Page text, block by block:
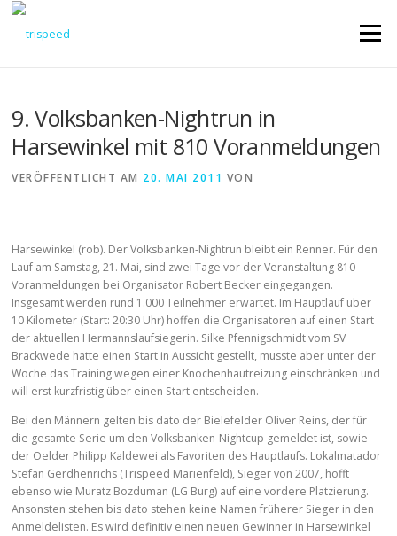
Direkt
Menü
9. Volksbanken-Nightrun in
Harsewinkel mit 810 Voranmeldungen
VERÖFFENTLICHT AM 20. MAI 2011 VON
Harsewinkel (rob). Der Volksbanken-Nightrun bleibt ein Renner. Für den
Lauf am Samstag, 21. Mai, sind zwei Tage vor der Veranstaltung 810
Voranmeldungen bei Organisator Robert Becker eingegangen.
Insgesamt werden rund 1.000 Teilnehmer erwartet. Im Hauptlauf über
10 Kilometer (Start: 20:30 Uhr) hoffen die Organisatoren auf einen Start
der aktuellen Hermannslaufsiegerin. Silke Pfennigschmidt vom SV
Brackwede hatte einen Start in Aussicht gestellt, musste aber unter der
Woche das Training wegen einer Knochenhautreizung einschränken und
will erst kurzfristig über einen Start entscheiden.
Bei den Männern gelten bis dato der Bielefelder Oliver Reins, der für
die gesamte Serie um den Volksbanken-Nightcup gemeldet ist, sowie
der Oelder Philipp Kaldewei als Favoriten des Hauptlaufs. Lokalmatador
Stefan Gerdhenrichs (Trispeed Marienfeld), Sieger von 2007, hofft
ebenso wie Muratz Bozduman (LG Burg) auf eine vordere Platzierung.
Ansonsten stehen bis dato stehen keine Namen früherer Sieger in den
Anmeldelisten. Es wird definitiv einen neuen Gewinner in Harsewinkel